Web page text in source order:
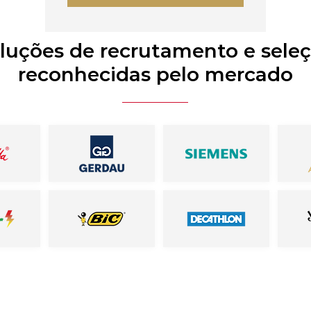
de recrutamento e
reconhecidas pelo mercado